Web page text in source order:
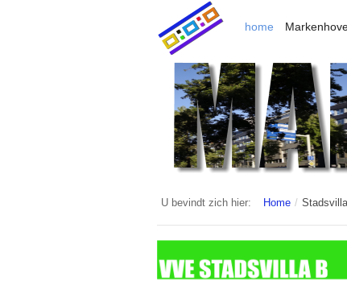
home
U bevindt zich hier: Home /